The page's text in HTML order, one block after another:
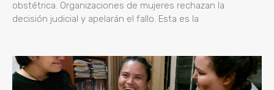
obstétrica. Organizaciones de mujeres rechazan la
decisión judicial y apelarán el fallo. Esta es la